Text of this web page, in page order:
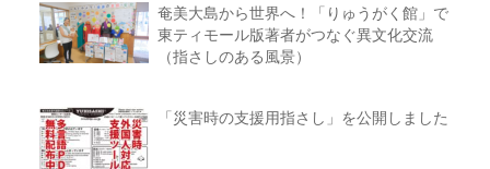
奄美大島から世界へ！「りゅうがく館」で
東ティモール版著者がつなぐ異文化交流
（指さしのある風景）
「災害時の支援用指さし」を公開しました